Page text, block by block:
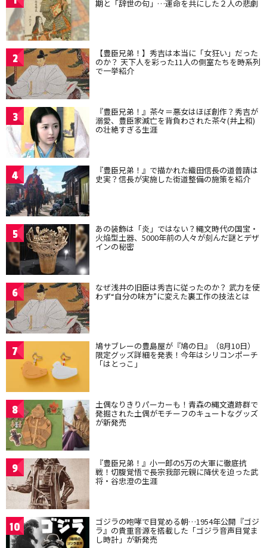
期と「辞世の句」…運命を共にした２人の悲劇
2 【豊臣兄弟！】秀吉は本当に「女狂い」だった
のか？ 天下人を彩った11人の側室たちを時系列
で一挙紹介
3 『豊臣兄弟！』茶々＝悪女はほぼ創作？秀吉が
溺愛、豊臣家滅亡を背負わされた茶々(井上和)
の壮絶すぎる生涯
4 『豊臣兄弟！』で描かれた織田信長の道普請は
史実？信長が実施した街道整備の施策を紹介
5 あの装飾は「炎」ではない？縄文時代の国宝・
火焔型土器、5000年前の人々が刻んだ謎とデザ
インの秘密
6 なぜ浅井の旧臣は秀吉に従ったのか？ 武力を使
わず“自分の味方”に変えた裏工作の技法とは
7 鳩サブレーの豊島屋が『鳩の日』（8月10日）
限定グッズ詳細を発表！今年はシリコンポーチ
「はとっこ」
8 土偶なりきりパーカーも！青森の縄文遺跡群で
発掘された土偶がモチーフのキュートなグッズ
が新発売
9 『豊臣兄弟！』小一郎の5万の大軍に徹底抗
戦！切腹覚悟で長宗我部元親に降伏を迫った武
将・谷忠澄の生涯
10 ゴジラの咆哮で目覚める朝…1954年公開『ゴジ
ラ』の貴重音源を搭載した「ゴジラ音声目覚ま
し時計」が新発売